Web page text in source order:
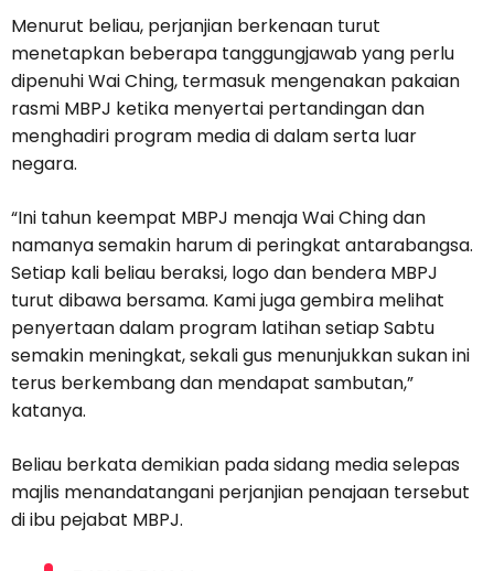
Menurut beliau, perjanjian berkenaan turut
menetapkan beberapa tanggungjawab yang perlu
dipenuhi Wai Ching, termasuk mengenakan pakaian
rasmi MBPJ ketika menyertai pertandingan dan
menghadiri program media di dalam serta luar
negara.
“Ini tahun keempat MBPJ menaja Wai Ching dan
namanya semakin harum di peringkat antarabangsa.
Setiap kali beliau beraksi, logo dan bendera MBPJ
turut dibawa bersama. Kami juga gembira melihat
penyertaan dalam program latihan setiap Sabtu
semakin meningkat, sekali gus menunjukkan sukan ini
terus berkembang dan mendapat sambutan,”
katanya.
Beliau berkata demikian pada sidang media selepas
majlis menandatangani perjanjian penajaan tersebut
di ibu pejabat MBPJ.